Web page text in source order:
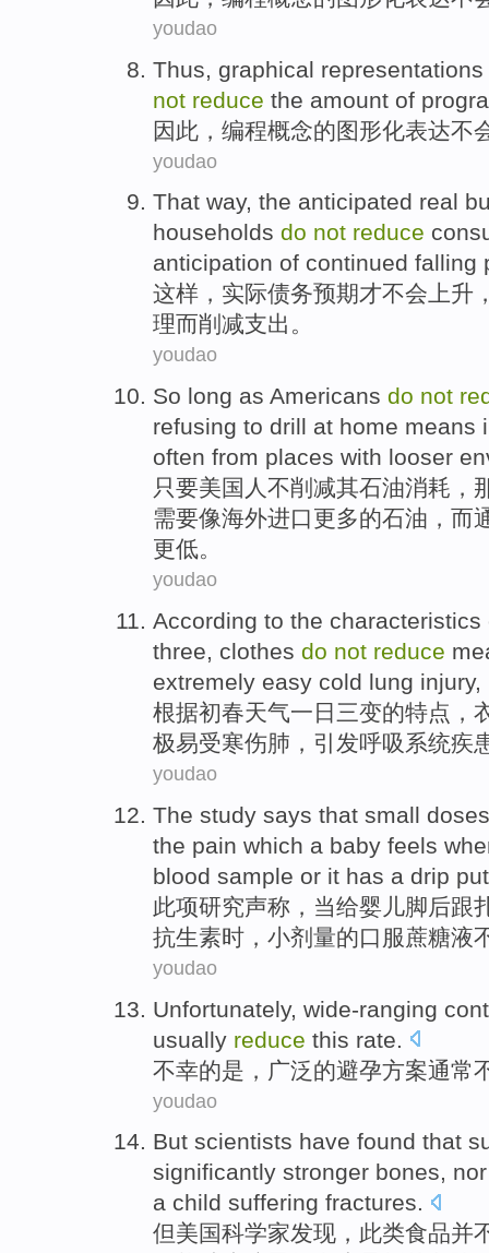
youdao
Thus graphical representations
not reduce the amount of
因此 ， 编程概念的图形化表达不
youdao
That way, the anticipated real
households do not reduce
anticipation of continued falling
这样 ， 实际债务预期才不会 上升
理而削减支出。
youdao
So long as Americans do not
refusing to drill at home means
often from places with looser
只要美国人 不削减其石油消耗 ，
需要像海外进口更多的石油，而
更低。
youdao
According to the characteristics
three, clothes do not reduce
extremely easy cold lung injury,
根据初春天气一日 三变的特点 ，
极易受寒伤肺 ， 引发呼吸 系统疾
youdao
The study says that small doses
the pain which a baby feels
blood sample or it has a drip
此项研究声称 ， 当给婴儿脚后跟
抗生素时， 小剂量的口服蔗糖液
youdao
Unfortunately, wide-ranging
usually reduce this rate
不幸的是， 广泛的避孕方案通常
youdao
But scientists have found that
significantly stronger bones, nor
a child suffering fractures.
但美国科学家发现 ， 此类食品并